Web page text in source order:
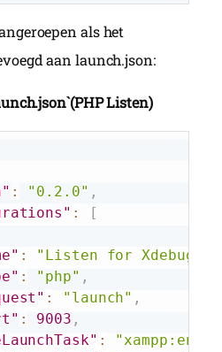
als het
aan launch.json:
Listen)
: "0.2.0" ,
:
[
: "Listen for Xdebug"
: "php" ,
: "launch" ,
: 9003 ,
: